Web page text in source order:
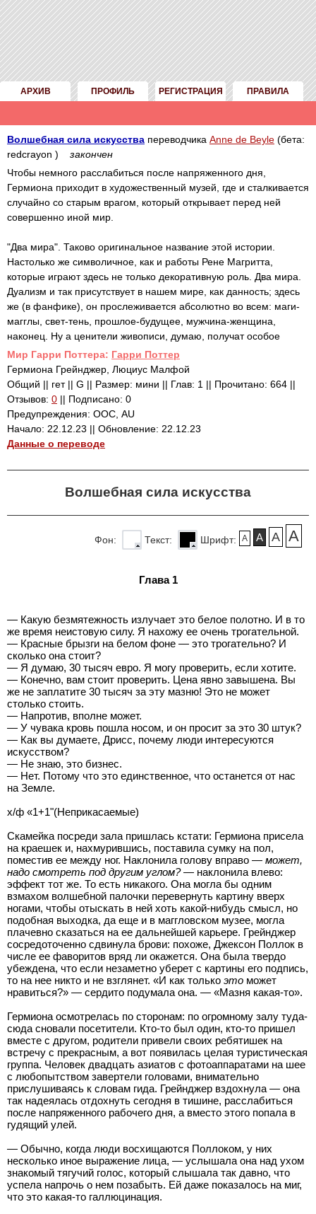
АРХИВ ПРОФИЛЬ РЕГИСТРАЦИЯ ПРАВИЛА
Волшебная сила искусства переводчика Anne de Beyle (бета:
redcrayon ) закончен
Чтобы немного расслабиться после напряженного дня,
Гермиона приходит в художественный музей, где и сталкивается
случайно со старым врагом, который открывает перед ней
совершенно иной мир.
"Два мира". Таково оригинальное название этой истории.
Настолько же символичное, как и работы Рене Магритта,
которые играют здесь не только декоративную роль. Два мира.
Дуализм и так присутствует в нашем мире, как данность; здесь
же (в фанфике), он прослеживается абсолютно во всем: маги-
магглы, свет-тень, прошлое-будущее, мужчина-женщина,
наконец. Ну а ценители живописи, думаю, получат особое
Mир Гарри Поттера: Гарри Поттер
Гермиона Грейнджер, Люциус Малфой
Общий || гет || G || Размер: мини || Глав: 1 || Прочитано: 664 ||
Отзывов: 0 || Подписано: 0
Предупреждения: ООС, AU
Начало: 22.12.23 || Обновление: 22.12.23
Данные о переводе
Волшебная сила искусства
A A A A
Шрифт:
Текст:
Фон:
Глава 1
— Какую безмятежность излучает это белое полотно. И в то
же время неистовую силу. Я нахожу ее очень трогательной.
— Красные брызги на белом фоне — это трогательно? И
сколько она стоит?
— Я думаю, 30 тысяч евро. Я могу проверить, если хотите.
— Конечно, вам стоит проверить. Цена явно завышена. Вы
же не заплатите 30 тысяч за эту мазню! Это не может
столько стоить.
— Напротив, вполне может.
— У чувака кровь пошла носом, и он просит за это 30 штук?
— Как вы думаете, Дрисс, почему люди интересуются
искусством?
— Не знаю, это бизнес.
— Нет. Потому что это единственное, что останется от нас
на Земле.
х/ф «1+1"(Неприкасаемые)
Скамейка посреди зала пришлась кстати: Гермиона присела
на краешек и, нахмурившись, поставила сумку на пол,
поместив ее между ног. Наклонила голову вправо — может,
надо смотреть под другим углом?— наклонила влево:
эффект тот же. То есть никакого. Она могла бы одним
взмахом волшебной палочки перевернуть картину вверх
ногами, чтобы отыскать в ней хоть какой-нибудь смысл, но
подобная выходка, да еще и в маггловском музее, могла
плачевно сказаться на ее дальнейшей карьере. Грейнджер
сосредоточенно сдвинула брови: похоже, Джексон Поллок в
числе ее фаворитов вряд ли окажется. Она была твердо
убеждена, что если незаметно уберет с картины его подпись,
то на нее никто и не взглянет. «И как только это может
нравиться?» — сердито подумала она. — «Мазня какая-то».
Гермиона осмотрелась по сторонам: по огромному залу туда-
сюда сновали посетители. Кто-то был один, кто-то пришел
вместе с другом, родители привели своих ребятишек на
встречу с прекрасным, а вот появилась целая туристическая
группа. Человек двадцать азиатов с фотоаппаратами на шее
с любопытством завертели головами, внимательно
прислушиваясь к словам гида. Грейнджер вздохнула — она
так надеялась отдохнуть сегодня в тишине, расслабиться
после напряженного рабочего дня, а вместо этого попала в
гудящий улей.
— Обычно, когда люди восхищаются Поллоком, у них
несколько иное выражение лица, — услышала она над ухом
знакомый тягучий голос, который слышала так давно, что
успела напрочь о нем позабыть. Ей даже показалось на миг,
что это какая-то галлюцинация.